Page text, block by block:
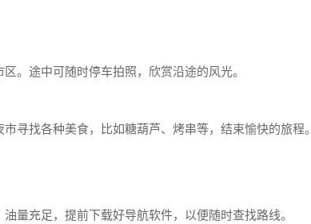
。途中可随时停车拍照，欣赏沿途的风光。
寻找各种美食，比如糖葫芦、烤串等，结束愉快的旅程。
量充足，提前下载好导航软件，以便随时查找路线。